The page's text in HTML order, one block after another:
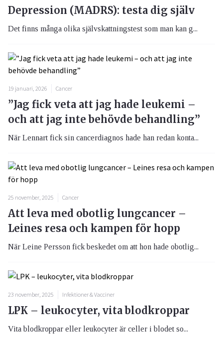
Depression (MADRS): testa dig själv
Det finns många olika självskattningstest som man kan g...
19 januari, 2026 Cancer
”Jag fick veta att jag hade leukemi –
och att jag inte behövde behandling”
När Lennart fick sin cancerdiagnos hade han redan konta...
25 november, 2025 Cancer
Att leva med obotlig lungcancer –
Leines resa och kampen för hopp
När Leine Persson fick beskedet om att hon hade obotlig...
23 november, 2025 Infektioner & Vacciner
LPK – leukocyter, vita blodkroppar
Vita blodkroppar eller leukocyter är celler i blodet so...